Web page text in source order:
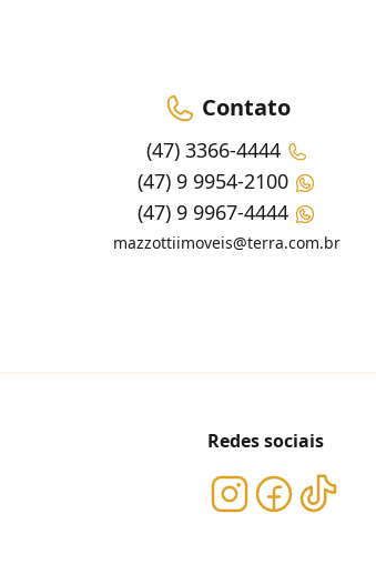
Contato
(47) 3366-4444
(47) 9 9954-2100
(47) 9 9967-4444
mazzottiimoveis@terra.com.br
Redes sociais